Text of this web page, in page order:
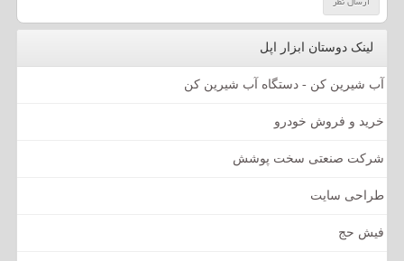
لینک دوستان ابزار اپل
آب شیرین کن - دستگاه آب شیرین کن
خرید و فروش خودرو
شرکت صنعتی سخت پوشش
طراحی سایت
فیش حج